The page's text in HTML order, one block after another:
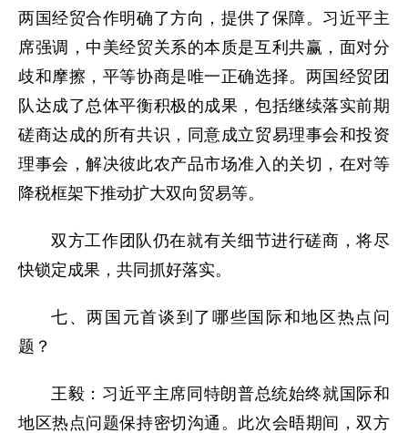
两国经贸合作明确了方向，提供了保障。习近平主
席强调，中美经贸关系的本质是互利共赢，面对分
歧和摩擦，平等协商是唯一正确选择。两国经贸团
队达成了总体平衡积极的成果，包括继续落实前期
磋商达成的所有共识，同意成立贸易理事会和投资
理事会，解决彼此农产品市场准入的关切，在对等
降税框架下推动扩大双向贸易等。
双方工作团队仍在就有关细节进行磋商，将尽
快锁定成果，共同抓好落实。
七、两国元首谈到了哪些国际和地区热点问
题？
王毅：习近平主席同特朗普总统始终就国际和
地区热点问题保持密切沟通。此次会晤期间，双方